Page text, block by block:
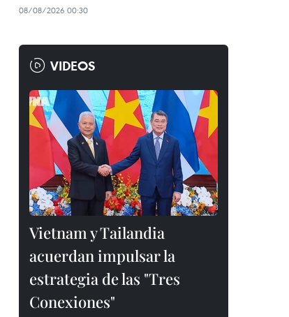
08/08/2026 00:30
VIDEOS
Vietnam y Tailandia
acuerdan impulsar la
estrategia de las "Tres
Conexiones"